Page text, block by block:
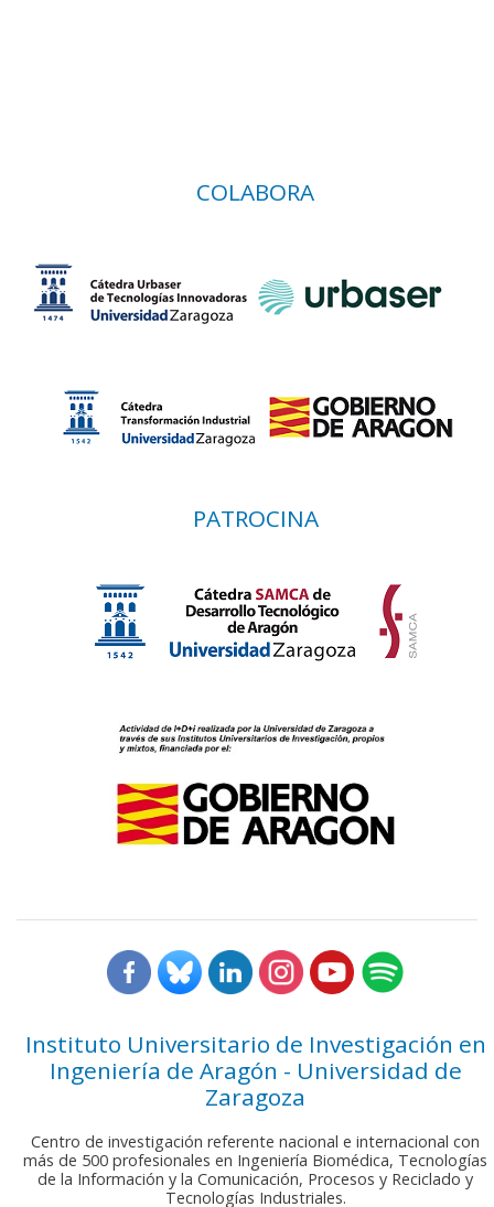
COLABORA
PATROCINA
Instituto Universitario de Investigación en
Ingeniería de Aragón - Universidad de
Zaragoza
Centro de investigación referente nacional e internacional con
más de 500 profesionales en Ingeniería Biomédica, Tecnologías
de la Información y la Comunicación, Procesos y Reciclado y
Tecnologías Industriales.